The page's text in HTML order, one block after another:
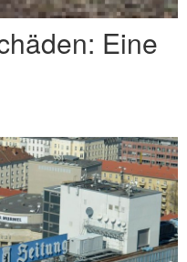
Eine